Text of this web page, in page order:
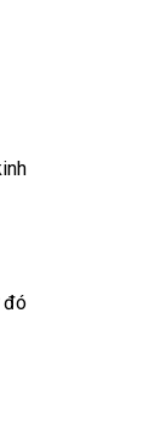
đó